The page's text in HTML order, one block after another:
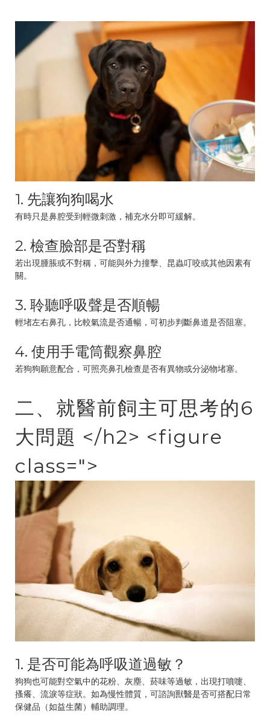
1. 先讓狗狗喝水
有時只是鼻腔受到輕微刺激，補充水分即可緩解。
2. 檢查臉部是否對稱
若出現腫脹或不對稱，可能與外力撞擊、昆蟲叮咬或其他因素有
關。
3. 聆聽呼吸聲是否順暢
輕堵左右鼻孔，比較氣流是否通暢，可初步判斷鼻道是否阻塞。
4. 使用手電筒觀察鼻腔
若狗狗願意配合，可照亮鼻孔檢查是否有異物或分泌物堵塞。
二、就醫前飼主可思考的6
大問題 </h2> <figure
class=">
1. 是否可能為呼吸道過敏？
狗狗也可能對空氣中的花粉、灰塵、菸味等過敏，出現打噴嚏、
搔癢、流淚等症狀。如為慢性體質，可諮詢獸醫是否可搭配日常
保健品（如益生菌）輔助調理。